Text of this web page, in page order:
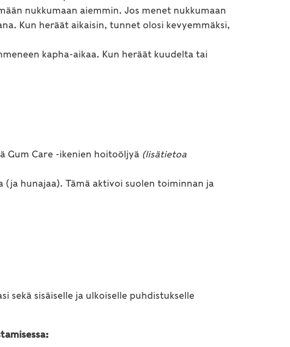
nukkumaan aiemmin. Jos menet nukkumaan
Kun heräät aikaisin, tunnet olosi kevyemmäksi,
kapha-aikaa. Kun heräät kuudelta tai
Gum Care -ikenien hoitoöljyä (lisätietoa
hunajaa). Tämä aktivoi suolen toiminnan ja
sekä sisäiselle ja ulkoiselle puhdistukselle